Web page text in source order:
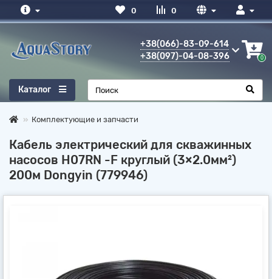
0
0
+38(066)-83-09-614
+38(097)-04-08-396
0
Каталог
Комплектующие и запчасти
Кабель электрический для скважинных
насосов H07RN -F круглый (3×2.0мм²)
200м Dongyin (779946)